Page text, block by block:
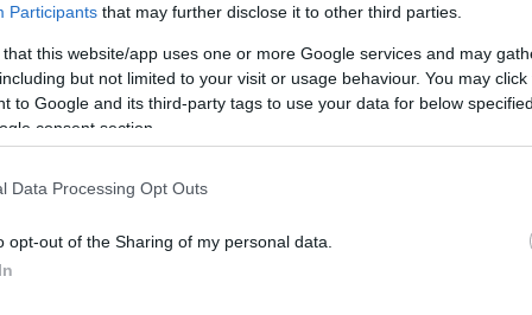
Participants that may further disclose it to other third parties.
that this website/app uses one or more Google services and may
but not limited to your visit or usage behaviour. You may
to Google and its third-party tags to use your data for below
consent section.
Data Processing Opt Outs
opt-out of the Sharing of my personal data.
τις κερδισμένες αποβολές επέτρεψε
απαραβίαστη την εστία τους για
και να πάρουν το «πάνω χέρι» στο
στην κόντρα, το οποίο εκμεταλλεύθηκε η
σουτ της τελευταίας που σταμάτησε σε
στηΜυριοκεφαλιτάκη
η παρέμβαση του VAR για να σκοράρει η
οκτάλεπτο και για πρώτη φορά σε
προσπάθειες), με το ριπλέι να